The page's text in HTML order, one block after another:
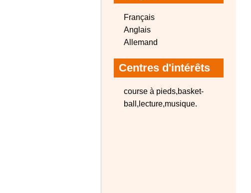
Français
Anglais
Allemand
Centres d'intérêts
course à pieds,basket-
ball,lecture,musique.